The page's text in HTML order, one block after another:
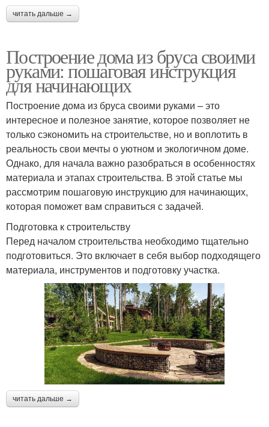
читать дальше →
Построение дома из бруса своими
руками: пошаговая инструкция
для начинающих
Построение дома из бруса своими руками – это
интересное и полезное занятие, которое позволяет не
только сэкономить на строительстве, но и воплотить в
реальность свои мечты о уютном и экологичном доме.
Однако, для начала важно разобраться в особенностях
материала и этапах строительства. В этой статье мы
рассмотрим пошаговую инструкцию для начинающих,
которая поможет вам справиться с задачей.
Подготовка к строительству
Перед началом строительства необходимо тщательно
подготовиться. Это включает в себя выбор подходящего
материала, инструментов и подготовку участка.
читать дальше →